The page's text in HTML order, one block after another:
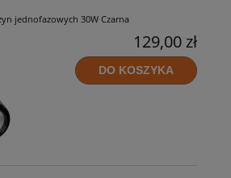
jednofazowych 30W Czarna
129,00 zł
DO KOSZYKA